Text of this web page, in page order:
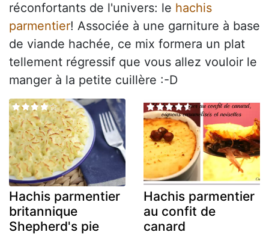
réconfortants de l'univers: le hachis
parmentier! Associée à une garniture à base
de viande hachée, ce mix formera un plat
tellement régressif que vous allez vouloir le
manger à la petite cuillère :-D
Hachis parmentier
britannique
Shepherd's pie
Hachis parmentier
au confit de
canard